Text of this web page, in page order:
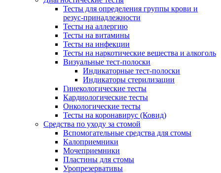
Тесты для определения группы крови и
резус-принадлежности
Тесты на аллергию
Тесты на витамины
Тесты на инфекции
Тесты на наркотические вещества и алкоголь
Визуальные тест-полоски
Индикаторные тест-полоски
Индикаторы стерилизации
Гинекологические тесты
Кардиологические тесты
Онкологические тесты
Тесты на коронавирус (Ковид)
Средства по уходу за стомой
Вспомогательные средства для стомы
Калоприемники
Мочеприемники
Пластины для стомы
Уропрезервативы